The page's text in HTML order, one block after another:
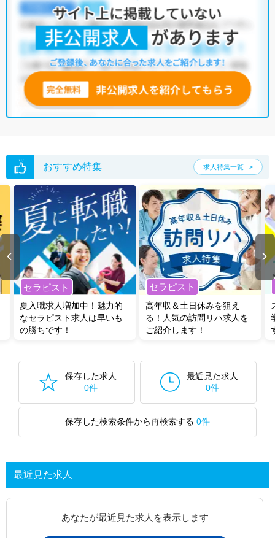
おすすめ特集 求人特集一覧
セラピスト
夏入職求人増加中！魅力的
なセラピスト求人は早いも
の勝ちです！
セラピスト
高年収＆土日休みを狙え
る！人気の訪問リハ求人を
ご紹介します！
保存した求人
0件
最近見た求人
0件
保存した検索条件から再検索する 0件
最近見た求人
あなたが最近見た求人を表示します